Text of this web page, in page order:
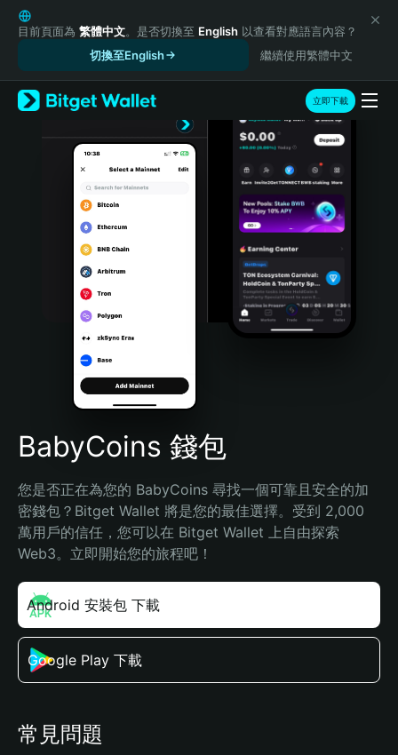
English
日本語
Русский
Español (Latinoamérica)
Türkçe
Português (Portugal)
Bahasa Indonesia
Português (Brasil)
Español (Argentina)
目前頁面為 繁體中文。是否切換至 English 以查看對應語言內容？
切換至English
繼續使用繁體中文
立即下載
BabyCoins 錢包
您是否正在為您的 BabyCoins 尋找一個可靠且安全的加
密錢包？Bitget Wallet 將是您的最佳選擇。受到 2,000
萬用戶的信任，您可以在 Bitget Wallet 上自由探索
Web3。立即開始您的旅程吧！
Android 安裝包 下載
Google Play 下載
常見問題